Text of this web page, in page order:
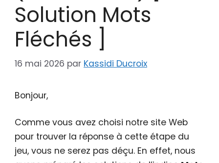
Solution Mots
Fléchés ]
16 mai 2026 par Kassidi Ducroix
Bonjour,
Comme vous avez choisi notre site Web
pour trouver la réponse à cette étape du
jeu, vous ne serez pas déçu. En effet, nous